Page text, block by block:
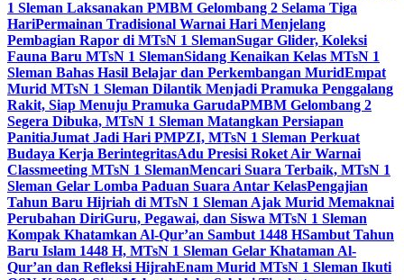
1 Sleman Laksanakan PMBM Gelombang 2 Selama Tiga
HariPermainan Tradisional Warnai Hari Menjelang
Pembagian Rapor di MTsN 1 SlemanSugar Glider, Koleksi
Fauna Baru MTsN 1 SlemanSidang Kenaikan Kelas MTsN 1
Sleman Bahas Hasil Belajar dan Perkembangan MuridEmpat
Murid MTsN 1 Sleman Dilantik Menjadi Pramuka Penggalang
Rakit, Siap Menuju Pramuka GarudaPMBM Gelombang 2
Segera Dibuka, MTsN 1 Sleman Matangkan Persiapan
PanitiaJumat Jadi Hari PMPZI, MTsN 1 Sleman Perkuat
Budaya Kerja BerintegritasAdu Presisi Roket Air Warnai
Classmeeting MTsN 1 SlemanMencari Suara Terbaik, MTsN 1
Sleman Gelar Lomba Paduan Suara Antar KelasPengajian
Tahun Baru Hijriah di MTsN 1 Sleman Ajak Murid Memaknai
Perubahan DiriGuru, Pegawai, dan Siswa MTsN 1 Sleman
Kompak Khatamkan Al-Qur’an Sambut 1448 HSambut Tahun
Baru Islam 1448 H, MTsN 1 Sleman Gelar Khataman Al-
Qur’an dan Refleksi HijrahEnam Murid MTsN 1 Sleman Ikuti